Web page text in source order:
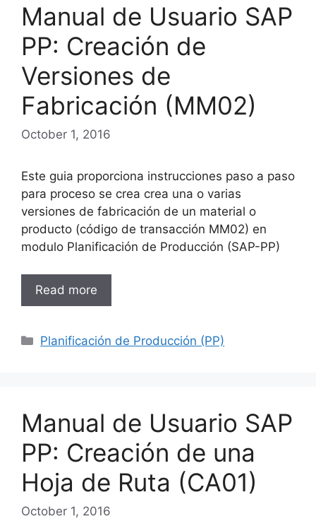
Manual de Usuario SAP
PP: Creación de
Versiones de
Fabricación (MM02)
October 1, 2016
Este guia proporciona instrucciones paso a paso
para proceso se crea crea una o varias
versiones de fabricación de un material o
producto (código de transacción MM02) en
modulo Planificación de Producción (SAP-PP)
Read more
Categories
Planificación de Producción (PP)
Manual de Usuario SAP
PP: Creación de una
Hoja de Ruta (CA01)
October 1, 2016